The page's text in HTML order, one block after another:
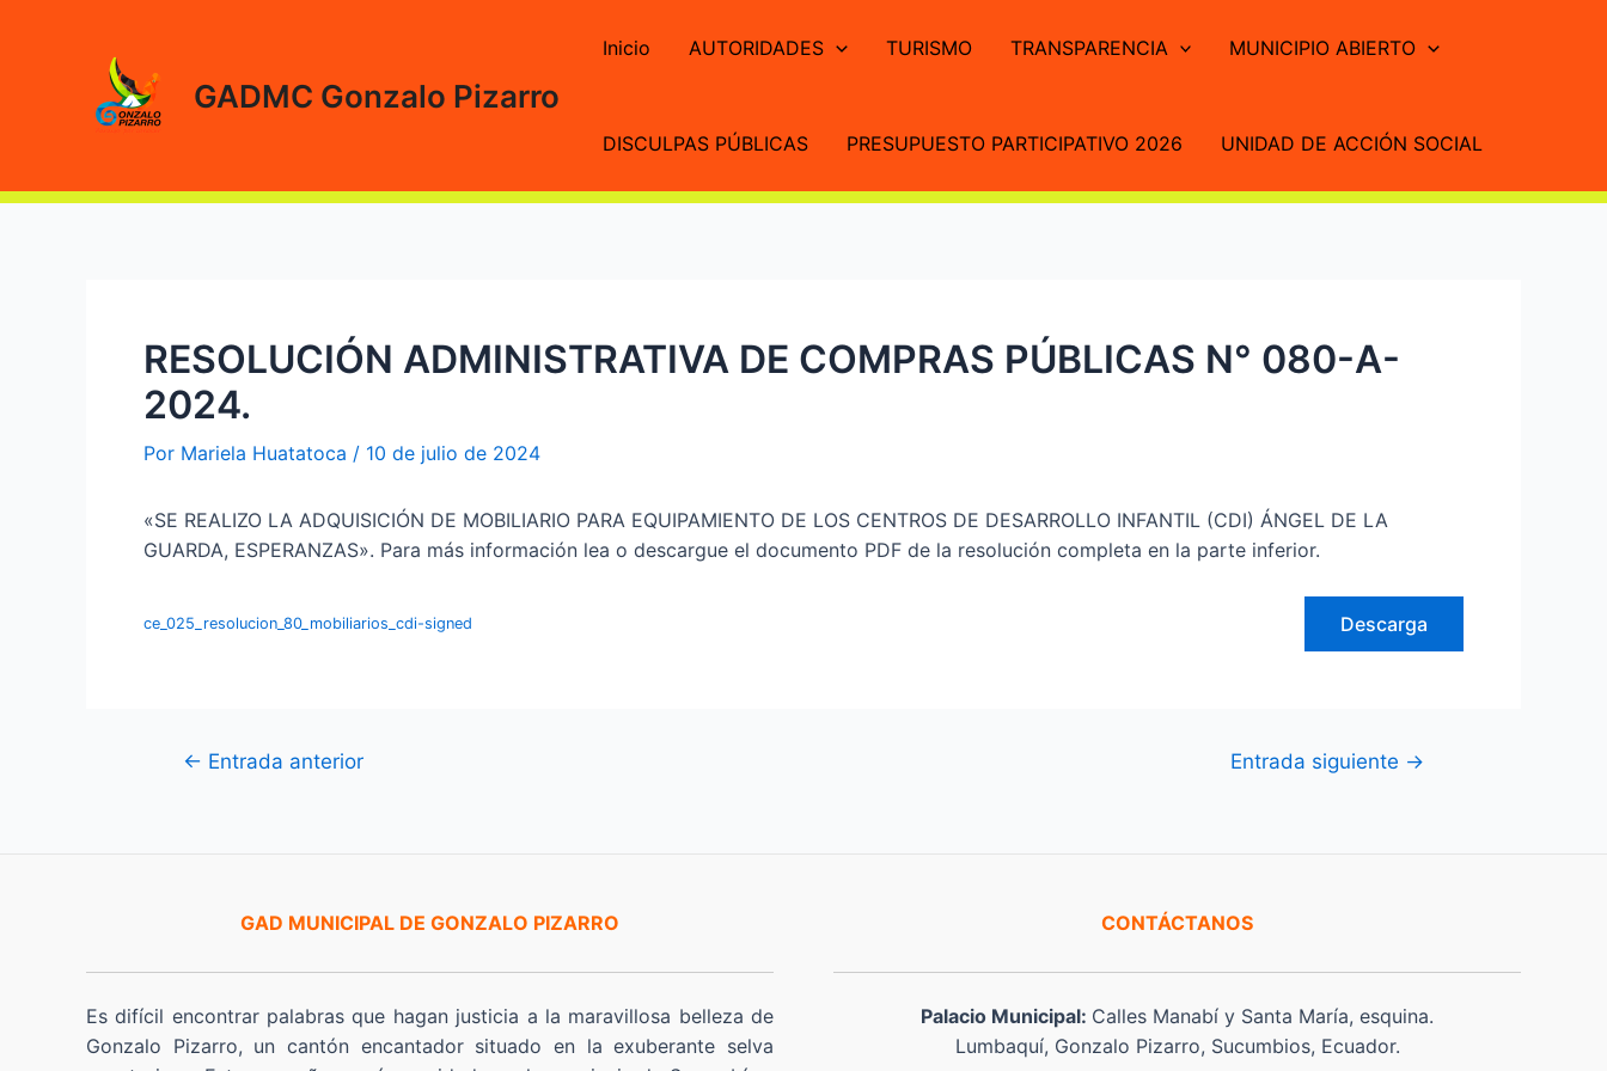
GADMC Gonzalo Pizarro
Inicio AUTORIDADES TURISMO TRANSPARENCIA MUNICIPIO ABIERTO
DISCULPAS PÚBLICAS PRESUPUESTO PARTICIPATIVO 2026 UNIDAD DE ACCIÓN SOCIAL
RESOLUCIÓN ADMINISTRATIVA DE COMPRAS PÚBLICAS N° 080-A-
2024.
Por Mariela Huatatoca / 10 de julio de 2024
«SE REALIZO LA ADQUISICIÓN DE MOBILIARIO PARA EQUIPAMIENTO DE LOS CENTROS DE DESARROLLO INFANTIL (CDI) ÁNGEL DE LA
GUARDA, ESPERANZAS». Para más información lea o descargue el documento PDF de la resolución completa en la parte inferior.
ce_025_resolucion_80_mobiliarios_cdi-signed Descarga
Navegación
← Entrada anterior Entrada siguiente →
GAD MUNICIPAL DE GONZALO PIZARRO
Es difícil encontrar palabras que hagan justicia a la maravillosa belleza de
Gonzalo Pizarro, un cantón encantador situado en la exuberante selva
CONTÁCTANOS
Palacio Municipal: Calles Manabí y Santa María, esquina.
Lumbaquí, Gonzalo Pizarro, Sucumbios, Ecuador.